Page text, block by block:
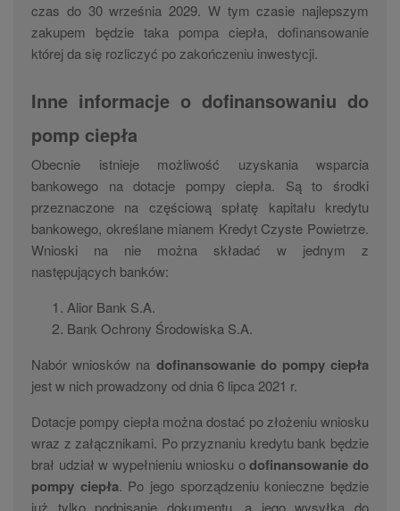
czas do 30 września 2029. W tym czasie najlepszym
zakupem będzie taka pompa ciepła, dofinansowanie
której da się rozliczyć po zakończeniu inwestycji.
Inne informacje o dofinansowaniu do
pomp ciepła
Obecnie istnieje możliwość uzyskania wsparcia
bankowego na dotacje pompy ciepła. Są to środki
przeznaczone na częściową spłatę kapitału kredytu
bankowego, określane mianem Kredyt Czyste Powietrze.
Wnioski na nie można składać w jednym z
następujących banków:
Alior Bank S.A.
Bank Ochrony Środowiska S.A.
Nabór wniosków na dofinansowanie do pompy ciepła
jest w nich prowadzony od dnia 6 lipca 2021 r.
Dotacje pompy ciepła można dostać po złożeniu wniosku
wraz z załącznikami. Po przyznaniu kredytu bank będzie
brał udział w wypełnieniu wniosku odofinansowanie do
pompy ciepła. Po jego sporządzeniu konieczne będzie